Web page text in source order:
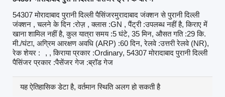
54307 मोरादाबाद पुरानी दिल्ली पैसिंजरमुरादाबाद जंक्शन से पुरानी दिल्ली
जंक्शन , चलने के दिन :रोज़ , क्लास :GN , पैंट्री :उपलब्ध नहीं है, किराए में
खाना शामिल नहीं है, कुल यात्रा समय :5 घंटे, 35 मिन, औसत गति :29 कि.
मी./घंटा, अग्रिम आरक्षण अवधि (ARP) :60 दिन, रेलवे :उत्तरी रेलवे (NR),
रेक शेयर :
, , किराया प्रकार :Ordinary, 54307 मोरादाबाद पुरानी दिल्ली
पैसिंजर प्रकार :पैसेंजर गेज :ब्रॉड गेज
यह ऐतिहासिक डेटा है, वर्तमान स्थिति अलग हो सकती है